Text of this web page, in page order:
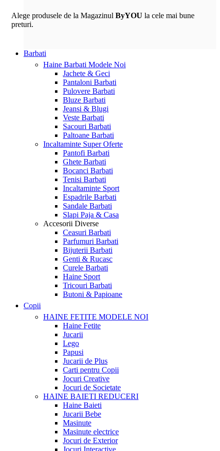
Alege produsele de la Magazinul ByYOU la cele mai bune
preturi.
Barbati
Haine Barbati Modele Noi
Jachete & Geci
Pantaloni Barbati
Pulovere Barbati
Bluze Barbati
Jeansi & Blugi
Veste Barbati
Sacouri Barbati
Paltoane Barbati
Incaltaminte Super Oferte
Pantofi Barbati
Ghete Barbati
Bocanci Barbati
Tenisi Barbati
Incaltaminte Sport
Espadrile Barbati
Sandale Barbati
Slapi Paja & Casa
Accesorii Diverse
Ceasuri Barbati
Parfumuri Barbati
Bijuterii Barbati
Genti & Rucasc
Curele Barbati
Haine Sport
Tricouri Barbati
Butoni & Papioane
Copii
HAINE FETITE MODELE NOI
Haine Fetite
Jucarii
Lego
Papusi
Jucarii de Plus
Carti pentru Copii
Jocuri Creative
Jocuri de Societate
HAINE BAIETI REDUCERI
Haine Baieti
Jucarii Bebe
Masinute
Masinute electrice
Jocuri de Exterior
Jocuri Interactive